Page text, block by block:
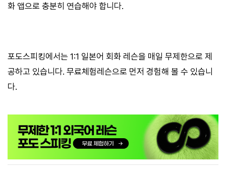
화 앱으로 충분히 연습해야 합니다.
포도스피킹에서는 1:1 일본어 회화 레슨을 매일 무제한으로 제
공하고 있습니다. 무료체험레슨으로 먼저 경험해 볼 수 있습니
다.